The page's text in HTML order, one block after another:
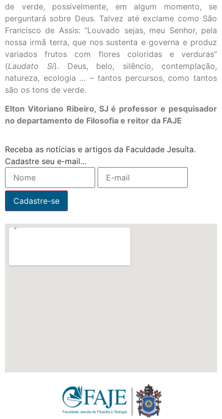
de verde, possivelmente, em algum momento, se
perguntará sobre Deus. Talvez até exclame como São
Francisco de Assis: “Louvado sejas, meu Senhor, pela
nossa irmã terra, que nos sustenta e governa e produz
variados frutos com flores coloridas e verduras”
(Laudato Sí). Deus, belo, silêncio, contemplação,
natureza, ecologia … – tantos percursos, como tantos
são os tons de verde.
Elton Vitoriano Ribeiro, SJ é professor e pesquisador
no departamento de Filosofia e reitor da FAJE
Receba as notícias e artigos da Faculdade Jesuíta.
Cadastre seu e-mail...